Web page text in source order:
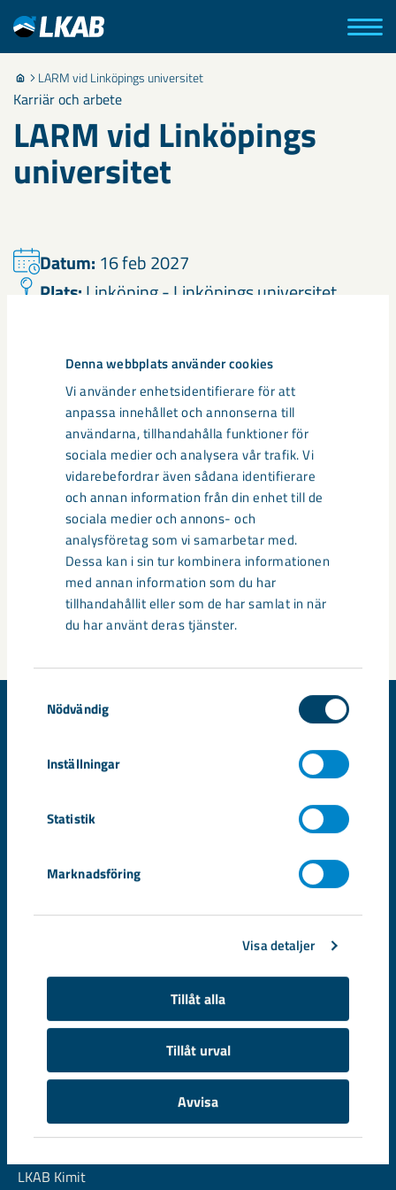
Denna webbplats använder cookies
Vi använder enhetsidentifierare för att
anpassa innehållet och annonserna till
användarna, tillhandahålla funktioner för
sociala medier och analysera vår trafik. Vi
vidarebefordrar även sådana identifierare
och annan information från din enhet till de
sociala medier och annons- och
analysföretag som vi samarbetar med.
Dessa kan i sin tur kombinera informationen
med annan information som du har
tillhandahållit eller som de har samlat in när
du har använt deras tjänster.
Nödvändig
Inställningar
Statistik
Marknadsföring
Visa detaljer
Tillåt alla
Tillåt urval
Avvisa
LARM vid Linköpings universitet
Karriär och arbete
LARM vid Linköpings
universitet
Datum: 16 feb 2027
Plats:Linköping - Linköpings universitet
LARM är teknologerna vid Linköpings universitets
stora karriärmässa som går av stapeln 16 februari
Taggar
mässa
© LKAB, Box 952, SE-971 28 Luleå, Sweden
Lediga jobb
Behandling av personuppgifter
Information om cookies
Vår koncern
LKAB Berg & Betong
LKAB Kimit